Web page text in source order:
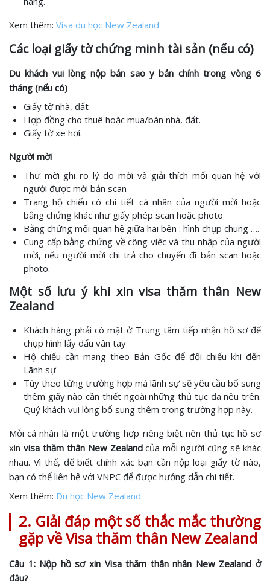
Xem thêm: Visa du học New Zealand
Các loại giấy tờ chứng minh tài sản (nếu có)
Du khách vui lòng nộp bản sao y bản chính trong vòng 6
tháng (nếu có)
Giấy tờ nhà, đất
Hợp đồng cho thuê hoặc mua/bán nhà, đất.
Giấy tờ xe hơi.
Người mời
Thư mời ghi rõ lý do mời và giải thích mối quan hệ với
người được mời bản scan
Trang hộ chiếu có chi tiết cá nhân của người mời hoặc
bằng chứng khác như giấy phép scan hoặc photo
Bằng chứng mối quan hệ giữa hai bên : hình chụp chung ….
Cung cấp bằng chứng về công việc và thu nhập của người
mời, nếu người mời chi trả cho chuyến đi bản scan hoặc
photo.
Một số lưu ý khi xin visa thăm thân New
Zealand
Khách hàng phải có mặt ở Trung tâm tiếp nhận hồ sơ để
chụp hình lấy dấu vân tay
Hộ chiếu cần mang theo Bản Gốc để đối chiếu khi đến
Lãnh sự
Tùy theo từng trường hợp mà lãnh sự sẽ yêu cầu bổ sung
thêm giấy nào cần thiết ngoài những thủ tục đã nêu trên.
Quý khách vui lòng bổ sung thêm trong trường hợp này.
Mỗi cá nhân là một trường hợp riêng biệt nên thủ tục hồ sơ
xin visa thăm thân New Zealandcủa mỗi người cũng sẽ khác
nhau. Vì thế, để biết chính xác bạn cần nộp loại giấy tờ nào,
bạn có thể liên hệ với VNPC để được hướng dẫn chi tiết.
Xem thêm: Du học New Zealand
2. Giải đáp một số thắc mắc thường
gặp về Visa thăm thân New Zealand
Câu 1: Nộp hồ sơ xin Visa thăm thân nhân New Zealand ở
đâu?